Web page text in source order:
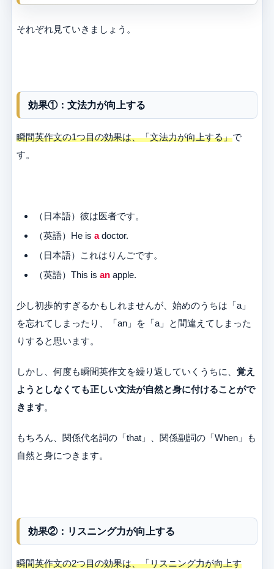
それぞれ見ていきましょう。
効果①：文法力が向上する
瞬間英作文の1つ目の効果は、「文法力が向上する」で
す。
（日本語）彼は医者です。
（英語）He is adoctor.
（日本語）これはりんごです。
（英語）This is an apple.
少し初歩的すぎるかもしれませんが、始めのうちは「a」
を忘れてしまったり、「an」を「a」と間違えてしまった
りすると思います。
しかし、何度も瞬間英作文を繰り返していくうちに、 覚え
ようとしなくても正しい文法が自然と身に付けることがで
きます。
もちろん、関係代名詞の「that」、関係副詞の「When」も
自然と身につきます。
効果②：リスニング力が向上する
瞬間英作文の2つ目の効果は、「リスニング力が向上す